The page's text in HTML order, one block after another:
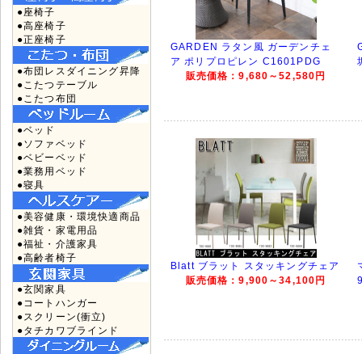
●座椅子
●高座椅子
●正座椅子
●布団レスダイニング昇降
●こたつテーブル
●こたつ布団
●ベッド
●ソファベッド
●ベビーベッド
●業務用ベッド
●寝具
●美容健康・環境快適商品
●雑貨・家電用品
●福祉・介護家具
●高齢者椅子
●玄関家具
●コートハンガー
●スクリーン(衝立)
●タチカワブラインド
GARDEN ラタン風 ガーデンチェ
ア ポリプロピレン C1601PDG
販売価格：9,680～52,580円
Blatt ブラット スタッキングチェア
販売価格：9,900～34,100円